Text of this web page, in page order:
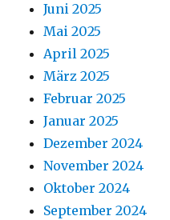
Juni 2025
Mai 2025
April 2025
März 2025
Februar 2025
Januar 2025
Dezember 2024
November 2024
Oktober 2024
September 2024